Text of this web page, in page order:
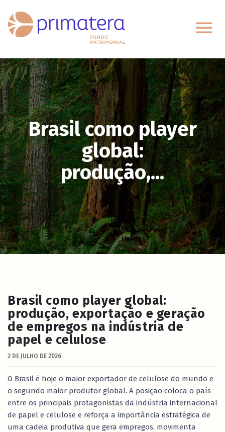
Brasil como player
global:
produção,...
Brasil como player global:
produção, exportação e geração
de empregos na indústria de
papel e celulose
2 DE JULHO DE 2026
O Brasil é hoje o maior exportador de celulose do mundo e
o segundo maior produtor global. A posição coloca o país
entre os principais protagonistas da indústria internacional
de papel e celulose e reforça a importância estratégica de
uma cadeia produtiva que gera empregos, movimenta